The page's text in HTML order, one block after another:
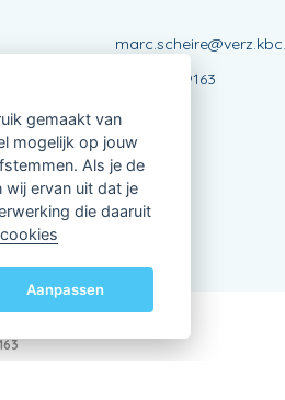
(Zetel)
BE0851479163
gemaakt van
mogelijk op jouw
Als je de
ervan uit dat je
die daaruit
Aanpassen